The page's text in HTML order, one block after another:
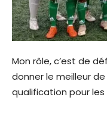
Mon rôle, c’est de
donner le meilleur
qualification pour les